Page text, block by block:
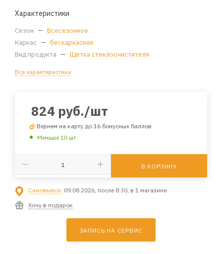
Характеристики
Сезон — Всесезонное
Каркас — бескаркасная
Вид продукта — Щетка стеклоочистителя
Все характеристики
824 руб./шт
Вернем на карту до 16 бонусных баллов
Меньше 10 шт
В КОРЗИНУ
Самовывоз: 09.08.2026, после 8:30, в 1 магазине
Хочу в подарок
ЗАПИСЬ НА СЕРВИС